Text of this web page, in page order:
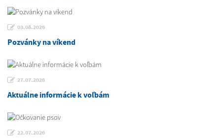
03.08.2026
Pozvánky na víkend
27.07.2026
Aktuálne informácie k voľbám
22.07.2026